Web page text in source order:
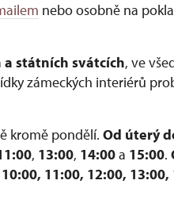
nebo osobně na
státních svátcích, ve
zámeckých interiérů
kromě pondělí. Od úterý
, 13:00, 14:00a 15:00.
10:00, 11:00, 12:00, 13:00,